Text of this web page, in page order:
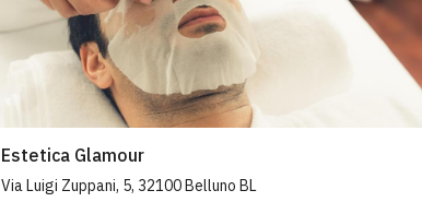
Estetica Glamour
Via Luigi Zuppani, 5, 32100 Belluno BL